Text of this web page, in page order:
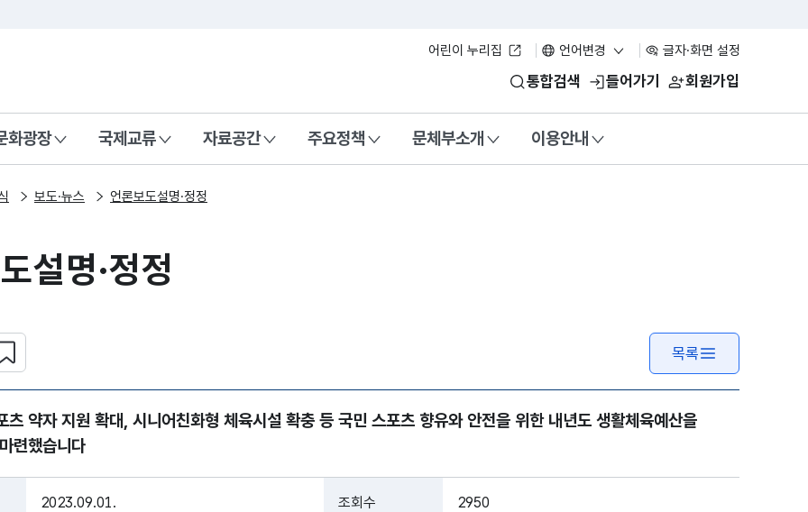
어린이 누리집 언어변경 글자·화면 설정
나라, 함께 행복한 대한민국 통합검색 들어가기 회원가입
화광장 국제교류 자료공간 주요정책 문체부소개 이용안내
보도·뉴스 언론보도설명·정정
설명·정정
심 콘텐츠 설정하기
목록
츠 약자 지원 확대, 시니어친화형 체육시설 확충 등 국민 스포츠 향유와 안전을 위한 내년도 생활체육예산을
련했습니다
2023.09.01. 조회수 2950